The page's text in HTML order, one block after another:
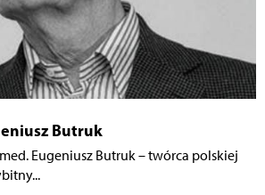
Butruk
Eugeniusz Butruk – twórca polskiej